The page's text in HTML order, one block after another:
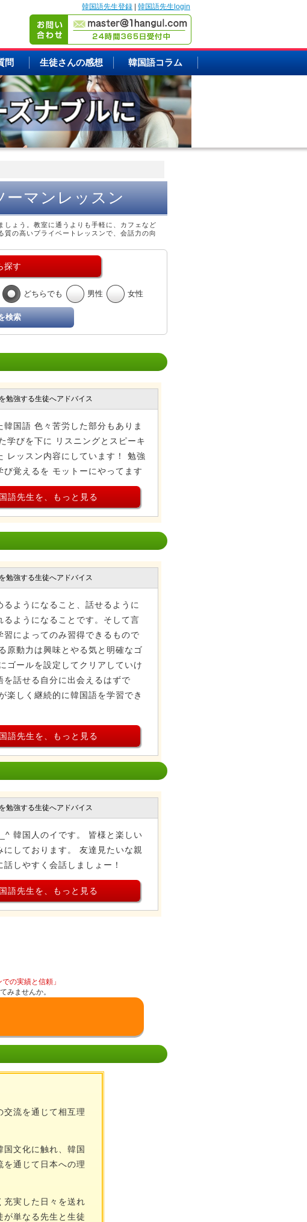
韓国語先生登録 韓国語先生login
問 生徒さんの感想 韓国語コラム
ーマンレッスン
ょう。教室に通うよりも手軽に、カフェなど
の高いプライベートレッスンで、会話力の向
探す
どちらでも 男性 女性
検索
勉強する生徒へアドバイス
韓国語 色々苦労した部分もありま
学びを下に リスニングとスピーキ
レッスン内容にしています！ 勉強
び覚えるを モットーにやってます
語先生を、もっと見る
勉強する生徒へアドバイス
るようになること、話せるように
るようになることです。そして言
習によってのみ習得できるもので
原動力は興味とやる気と明確なゴ
ゴールを設定してクリアしていけ
を話せる自分に出会えるはずで
楽しく継続的に韓国語を学習でき
語先生を、もっと見る
勉強する生徒へアドバイス
韓国人のイです。 皆様と楽しい
にしております。 友達見たいな親
話しやすく会話しましょー！
語先生を、もっと見る
の実績と信頼」
みませんか。
流を通じて相互理
文化に触れ、韓国
を通じて日本への理
実した日々を送れ
が単なる先生と生徒